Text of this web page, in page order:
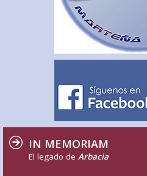
IN MEMORIAM
El legado de Arbacia